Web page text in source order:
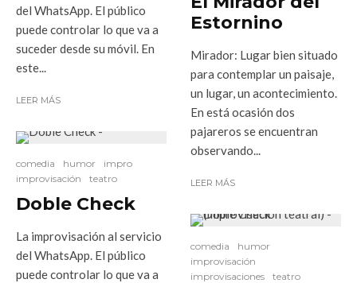
del WhatsApp. El público
puede controlar lo que va a
suceder desde su móvil. En
este...
LEER MÁS
comedia humor
impro
improvisación
teatro
Doble Check
La improvisación al servicio
del WhatsApp. El público
puede controlar lo que va a
Estornino
Mirador: Lugar bien situado
para contemplar un paisaje,
un lugar, un acontecimiento.
En está ocasión dos
pajareros se encuentran
observando...
LEER MÁS
comedia
humor
improvisación
improvisaciones
teatro